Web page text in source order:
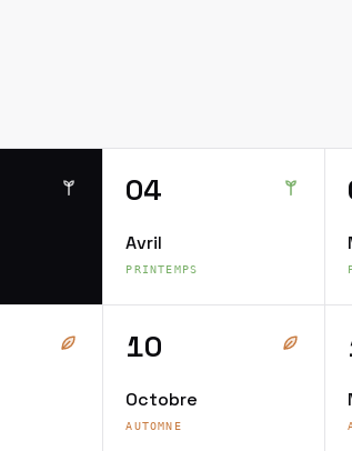
04
Avril
PRINTEMPS
10
Octobre
AUTOMNE